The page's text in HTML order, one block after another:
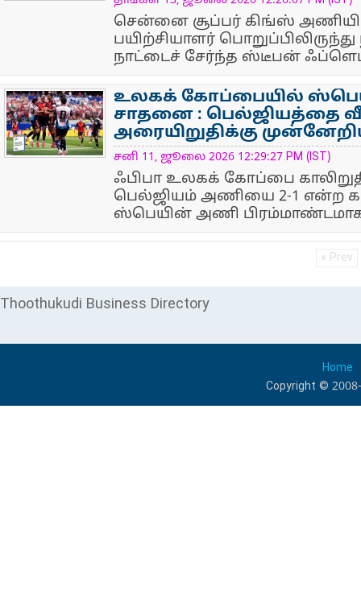
சென்னை சூப்பர் கிங்ஸ்
பயிற்சியாளர் பொறுப்பிலிருந்து
நாட்டைச் சேர்ந்த ஸ்டீபன்
NewsIcon
உலகக் கோப்பையில்
சாதனை : பெல்ஜியத்தை
அரையிறுதிக்கு
சனி 11, ஜூலை 2026 12:29:27 PM (IST)
ஃபிபா உலகக் கோப்பை
பெல்ஜியம் அணியை 2-1 என்ற
ஸ்பெயின் அணி பிரம்மாண்டமாக
« Prev
Thoothukudi Business Directory
Home
Copyright ©